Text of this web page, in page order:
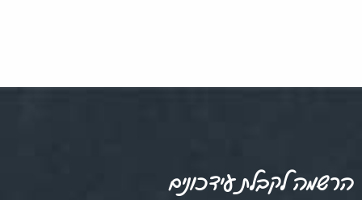
הרשמה לקבלת עידכונים